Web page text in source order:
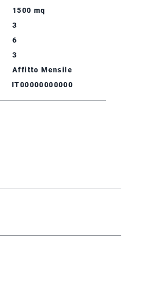
1500 mq
3
6
3
Affitto Mensile
IT00000000000